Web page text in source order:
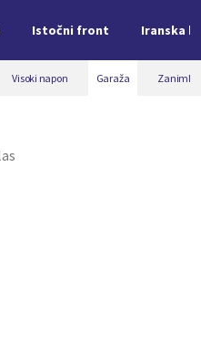
Istočni front Iranska
Visoki napon Garaža